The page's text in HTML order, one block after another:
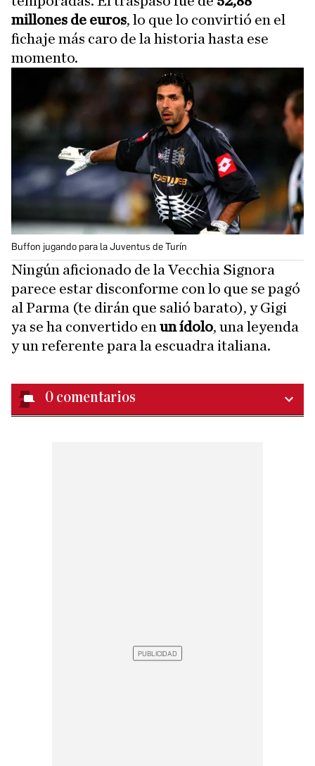
millones de euros, lo que lo convirtió en el
fichaje más caro de la historia hasta ese
momento.
Buffon jugando para la Juventus de Turín
Ningún aficionado de la Vecchia Signora
parece estar disconforme con lo que se pagó
al Parma (te dirán que salió barato), y Gigi
ya se ha convertido en un ídolo, una leyenda
y un referente para la escuadra italiana.
0 comentarios